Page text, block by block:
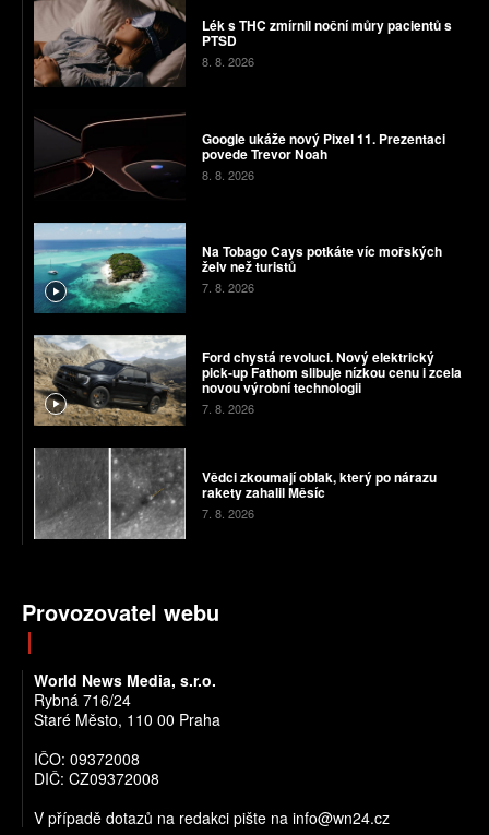
Lék s THC zmírnil noční můry pacientů s
PTSD
8. 8. 2026
Google ukáže nový Pixel 11. Prezentaci
povede Trevor Noah
8. 8. 2026
Na Tobago Cays potkáte víc mořských
želv než turistů
7. 8. 2026
Ford chystá revoluci. Nový elektrický
pick-up Fathom slibuje nízkou cenu i zcela
novou výrobní technologii
7. 8. 2026
Vědci zkoumají oblak, který po nárazu
rakety zahalil Měsíc
7. 8. 2026
Provozovatel webu
World News Media, s.r.o.
Rybná 716/24
Staré Město, 110 00 Praha
IČO: 09372008
DIČ: CZ09372008
V případě dotazů na redakci pište na info@wn24.cz